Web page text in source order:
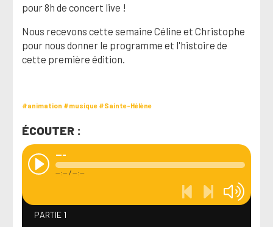
pour 8h de concert live !
Nous recevons cette semaine Céline et Christophe
pour nous donner le programme et l'histoire de
cette première édition.
#animation #musique #Sainte-Hélène
ÉCOUTER :
---
--:--/--:--
PARTIE 1